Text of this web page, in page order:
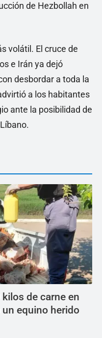
de Hezbollah en
volátil. El cruce de
e Irán ya dejó
desbordar a toda la
a los habitantes
ante la posibilidad de
de carne en
equino herido